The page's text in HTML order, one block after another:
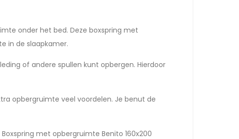
onder het bed. Deze boxspring met
in de slaapkamer.
of andere spullen kunt opbergen. Hierdoor
opbergruimte veel voordelen. Je benut de
met opbergruimte Benito 160x200